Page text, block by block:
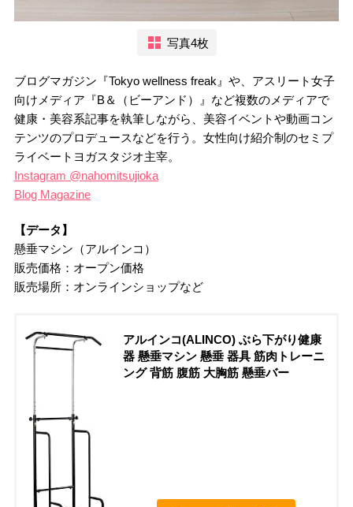
写真4枚
ブログマガジン『Tokyo wellness freak』や、アスリート女子
向けメディア『B＆（ビーアンド）』など複数のメディアで
健康・美容系記事を執筆しながら、美容イベントや動画コン
テンツのプロデュースなどを行う。女性向け紹介制のセミプ
ライベートヨガスタジオ主宰。
Instagram @nahomitsujioka
Blog Magazine
【データ】
懸垂マシン（アルインコ）
販売価格：オープン価格
販売場所：オンラインショップなど
アルインコ(ALINCO) ぶら下がり健康
器 懸垂マシン 懸垂 器具 筋肉トレーニ
ング 背筋 腹筋 大胸筋 懸垂バー